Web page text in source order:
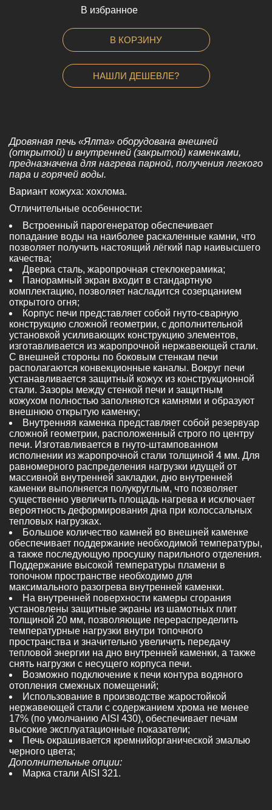
-
В избранное
В КОРЗИНУ
НАШЛИ ДЕШЕВЛЕ?
Дровяная печь «Ялта» оборудована внешней
(открытой) и внутренней (закрытой) каменками,
предназначена для нагрева парной, получения легкого
пара и горячей воды.
Вариант кожуха: хохлома.
Отличительные особенности:
Встроенный парогенератор обеспечивает
попадание воды на наиболее раскаленные камни, что
позволяет получить настоящий лёгкий пар наивысшего
качества;
Дверка сталь, жаропрочная стеклокерамика;
Панорамный экран входит в стандартную
комплектацию, позволяет насладится созерцанием
открытого огня;
Корпус печи представляет собой гнуто-сварную
конструкцию сложной геометрии, с дополнительной
установкой усиливающих конструкцию элементов,
изготавливается из жаропрочной нержавеющей стали.
С внешней стороны по боковым стенкам печи
располагаются конвекционные каналы. Вокруг печи
устанавливается защитный кожух из конструкционной
стали. Зазоры между стенкой печи и защитным
кожухом полностью заполняются камнями и образуют
внешнюю открытую каменку;
Внутренняя каменка представляет собой резервуар
сложной геометрии, расположенный строго по центру
печи. Изготавливается в гнуто-штампованном
исполнении из жаропрочной стали толщиной 4 мм. Для
равномерного распределения нагрузки идущей от
массивной внутренней закладки, дно внутренней
каменки выполняется полукруглым, что позволяет
существенно увеличить площадь нагрева и исключает
вероятность деформирования дна при колоссальных
тепловых нагрузках.
Большое количество камней во внешней каменке
обеспечивает поддержание необходимой температуры,
а также последующую просушку парильного отделения.
Поддержание высокой температуры пламени в
топочном пространстве необходимо для
максимального разогрева внутренней каменки.
На внутренней поверхности камеры сгорания
установлены защитные экраны из шамотных плит
толщиной 20 мм, позволяющие перераспределить
температурные нагрузки внутри топочного
пространства и значительно увеличить передачу
тепловой энергии на дно внутренней каменки, а также
снять нагрузки с несущего корпуса печи.
Возможно подключение к печи контура водяного
отопления смежных помещений;
Использование в производстве жаростойкой
нержавеющей стали с содержанием хрома не менее
17% (по умолчанию AISI 430), обеспечивает печам
высокие эксплуатационные показатели;
Печь окрашивается кремнийорганической эмалью
черного цвета;
Дополнительные опции:
Марка стали AISI 321.